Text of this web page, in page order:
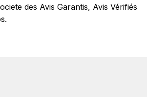
des Avis Garantis, Avis Vérifiés